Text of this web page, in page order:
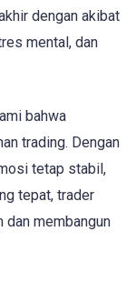
dengan akibat
mental, dan
bahwa
trading. Dengan
tetap stabil,
tepat, trader
dan membangun